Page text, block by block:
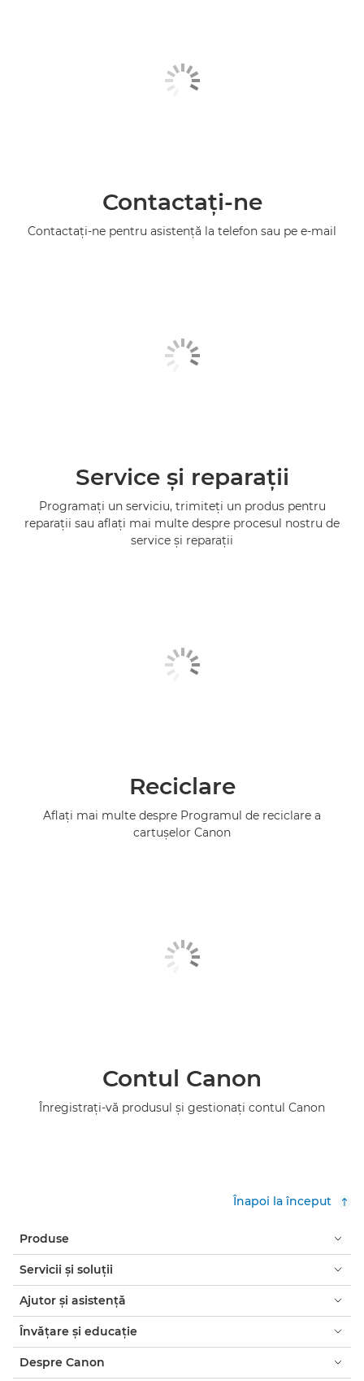
Contactaţi-ne
Contactaţi-ne pentru asistenţă la telefon sau pe e-mail
Service şi reparaţii
Programaţi un serviciu, trimiteţi un produs pentru
reparaţii sau aflaţi mai multe despre procesul nostru de
service şi reparaţii
Reciclare
Aflaţi mai multe despre Programul de reciclare a
cartuşelor Canon
Contul Canon
Înregistraţi-vă produsul şi gestionaţi contul Canon
Înapoi la început
Produse
Servicii şi soluţii
Ajutor şi asistenţă
Învăţare şi educaţie
Despre Canon